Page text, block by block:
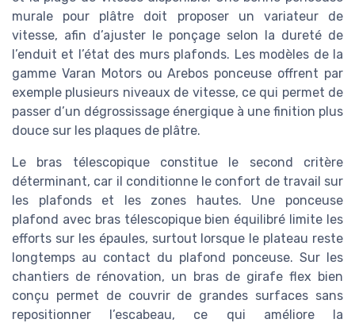
murale pour plâtre doit proposer un variateur de
vitesse, afin d’ajuster le ponçage selon la dureté de
l’enduit et l’état des murs plafonds. Les modèles de la
gamme Varan Motors ou Arebos ponceuse offrent par
exemple plusieurs niveaux de vitesse, ce qui permet de
passer d’un dégrossissage énergique à une finition plus
douce sur les plaques de plâtre.
Le bras télescopique constitue le second critère
déterminant, car il conditionne le confort de travail sur
les plafonds et les zones hautes. Une ponceuse
plafond avec bras télescopique bien équilibré limite les
efforts sur les épaules, surtout lorsque le plateau reste
longtemps au contact du plafond ponceuse. Sur les
chantiers de rénovation, un bras de girafe flex bien
conçu permet de couvrir de grandes surfaces sans
repositionner l’escabeau, ce qui améliore la